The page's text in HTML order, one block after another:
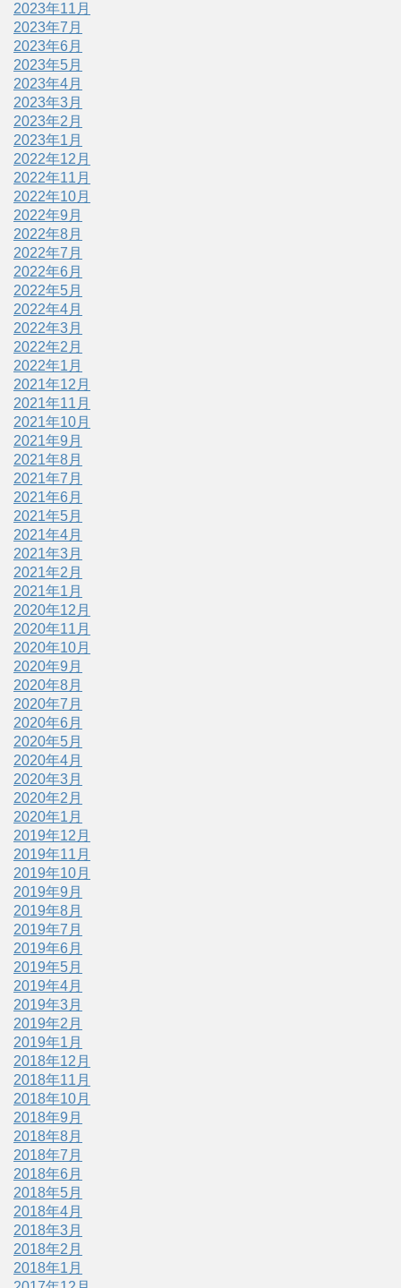
2023年11月
2023年7月
2023年6月
2023年5月
2023年4月
2023年3月
2023年2月
2023年1月
2022年12月
2022年11月
2022年10月
2022年9月
2022年8月
2022年7月
2022年6月
2022年5月
2022年4月
2022年3月
2022年2月
2022年1月
2021年12月
2021年11月
2021年10月
2021年9月
2021年8月
2021年7月
2021年6月
2021年5月
2021年4月
2021年3月
2021年2月
2021年1月
2020年12月
2020年11月
2020年10月
2020年9月
2020年8月
2020年7月
2020年6月
2020年5月
2020年4月
2020年3月
2020年2月
2020年1月
2019年12月
2019年11月
2019年10月
2019年9月
2019年8月
2019年7月
2019年6月
2019年5月
2019年4月
2019年3月
2019年2月
2019年1月
2018年12月
2018年11月
2018年10月
2018年9月
2018年8月
2018年7月
2018年6月
2018年5月
2018年4月
2018年3月
2018年2月
2018年1月